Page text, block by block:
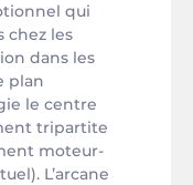
qui
chez les
dans les
plan
le centre
tripartite
moteur-
L’arcane